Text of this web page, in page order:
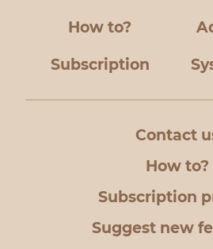
How to?
Subscription
Contact
How to?
Subscription
Suggest new